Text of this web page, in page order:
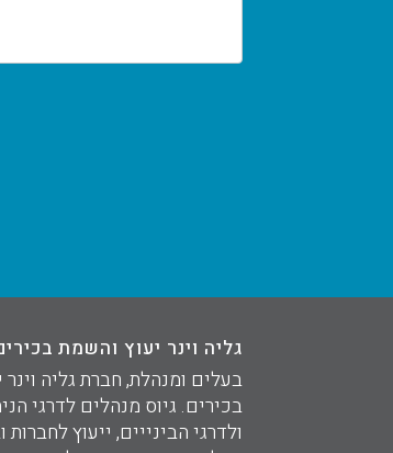
גליה וינר יעוץ והשמת
בעלים ומנהלת, חברת גליה
בכירים. גיוס מנהלים לדרגי
ולדרגי הבינייים, ייעוץ